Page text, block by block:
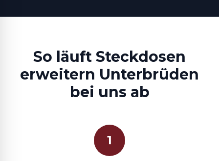
So läuft Steckdosen
erweitern Unterbrüden
bei uns ab
1